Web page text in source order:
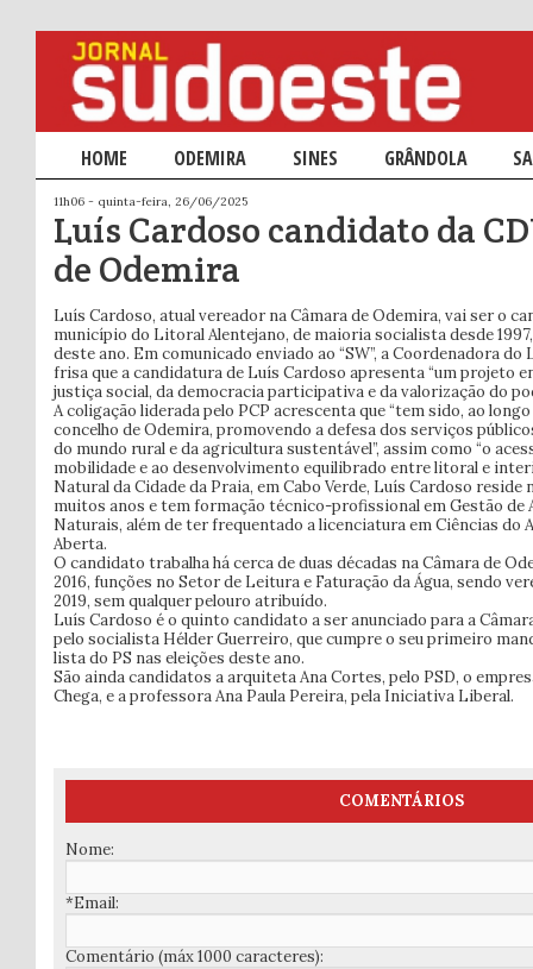
Menu principal
SALTAR PARA O CONTEÚDO PRIMÁRIO
SALTAR PARA O CONTEÚDO SECUNDÁRIO
HOME ODEMIRA SINES GRÂNDOLA
11h06 - quinta-feira, 26/06/2025
Luís Cardoso candidato da
de Odemira
Luís Cardoso, atual vereador na Câmara de Odemira, vai ser o
município do Litoral Alentejano, de maioria socialista desde
deste ano. Em comunicado enviado ao “SW”, a Coordenadora
frisa que a candidatura de Luís Cardoso apresenta “um projeto
justiça social, da democracia participativa e da valorização do
A coligação liderada pelo PCP acrescenta que “tem sido, ao
concelho de Odemira, promovendo a defesa dos serviços
do mundo rural e da agricultura sustentável”, assim como “o
mobilidade e ao desenvolvimento equilibrado entre litoral e
Natural da Cidade da Praia, em Cabo Verde, Luís Cardoso reside
muitos anos e tem formação técnico-profissional em Gestão de
Naturais, além de ter frequentado a licenciatura em Ciências do
Aberta.
O candidato trabalha há cerca de duas décadas na Câmara de
2016, funções no Setor de Leitura e Faturação da Água, sendo
2019, sem qualquer pelouro atribuído.
Luís Cardoso é o quinto candidato a ser anunciado para a
pelo socialista Hélder Guerreiro, que cumpre o seu primeiro
lista do PS nas eleições deste ano.
São ainda candidatos a arquiteta Ana Cortes, pelo PSD, o
Chega, e a professora Ana Paula Pereira, pela Iniciativa Liberal.
COMENTÁRIOS
Nome:
*Email:
Comentário (máx 1000 caracteres):